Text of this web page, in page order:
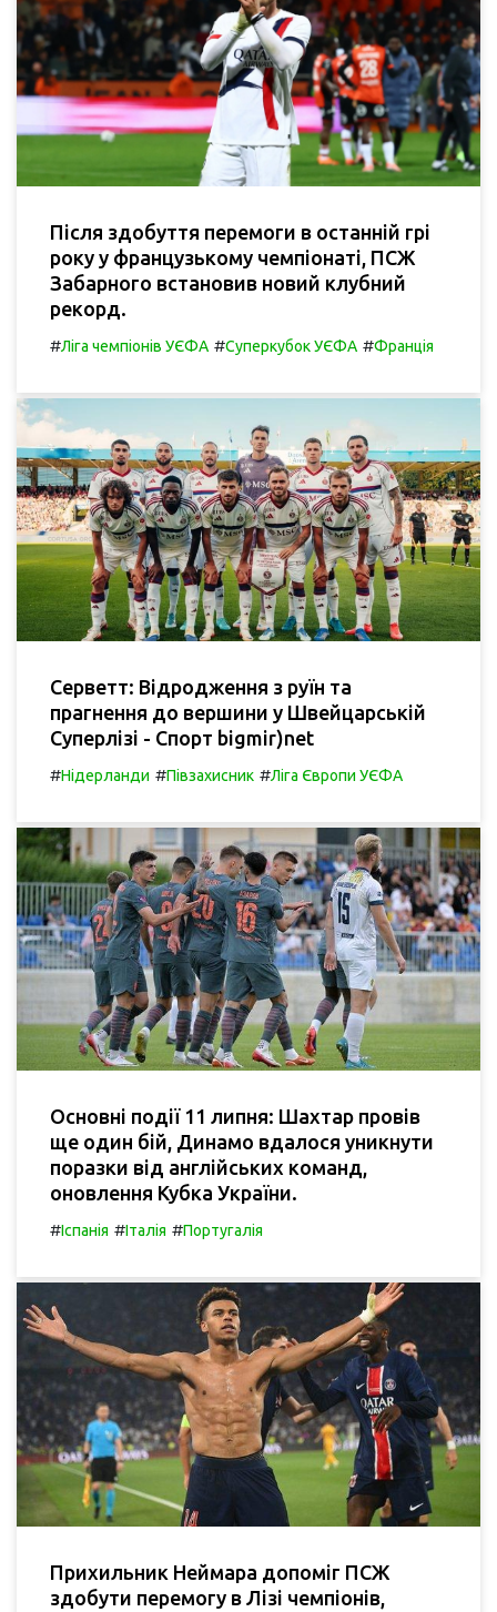
Після здобуття перемоги в останній грі
року у французькому чемпіонаті, ПСЖ
Забарного встановив новий клубний
рекорд.
#Ліга чемпіонів УЄФА #Суперкубок УЄФА #Франція
Серветт: Відродження з руїн та
прагнення до вершини у Швейцарській
Суперлізі - Спорт bigmir)net
#Нідерланди #Півзахисник #Ліга Європи УЄФА
Основні події 11 липня: Шахтар провів
ще один бій, Динамо вдалося уникнути
поразки від англійських команд,
оновлення Кубка України.
#Іспанія #Італія #Португалія
Прихильник Неймара допоміг ПСЖ
здобути перемогу в Лізі чемпіонів,